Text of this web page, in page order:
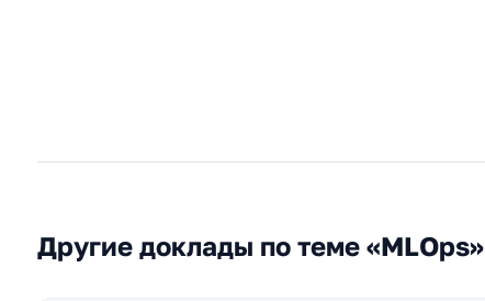
Другие доклады по теме «MLOps»